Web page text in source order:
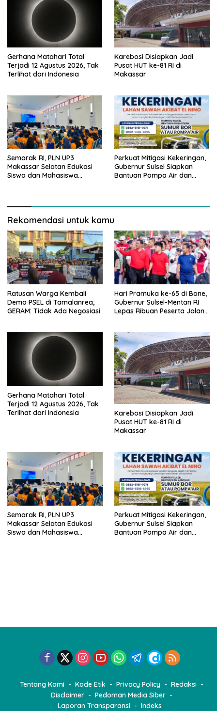
Gerhana Matahari Total
Terjadi 12 Agustus 2026, Tak
Terlihat dari Indonesia
Karebosi Disiapkan Jadi
Pusat HUT ke-81 RI di
Makassar
Semarak RI, PLN UP3
Makassar Selatan Edukasi
Siswa dan Mahasiswa
Perkuat Mitigasi Kekeringan,
Gubernur Sulsel Siapkan
Bantuan Pompa Air dan
Rekomendasi untuk kamu
Ratusan Warga Kembali
Demo PSEL di Tamalanrea,
GERAM: Tidak Ada Negosiasi
Hari Pramuka ke-65 di Bone,
Gubernur Sulsel-Mentan RI
Lepas Ribuan Peserta Jalan
Gerhana Matahari Total
Terjadi 12 Agustus 2026, Tak
Terlihat dari Indonesia
Karebosi Disiapkan Jadi
Pusat HUT ke-81 RI di
Makassar
Semarak RI, PLN UP3
Makassar Selatan Edukasi
Siswa dan Mahasiswa
Perkuat Mitigasi Kekeringan,
Gubernur Sulsel Siapkan
Bantuan Pompa Air dan
Tentang Kami Kode Etik Privacy Policy
Redaksi
Disclaimer
Pedoman Media Siber
Laporan Transparansi
Indeks